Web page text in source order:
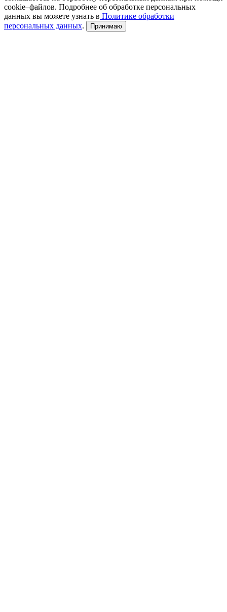
cookie–файлов. Подробнее об обработке персональных
данных вы можете узнать в Политике обработки
персональных данных. Принимаю